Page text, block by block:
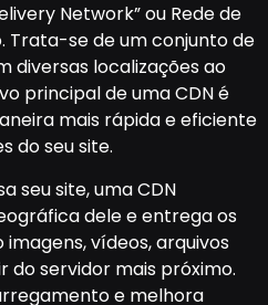
Network” ou Rede de
Trata-se de um conjunto de
diversas localizações ao
principal de uma CDN é
mais rápida e eficiente
do seu site.
seu site, uma CDN
dele e entrega os
vídeos, arquivos
do servidor mais próximo.
e melhora